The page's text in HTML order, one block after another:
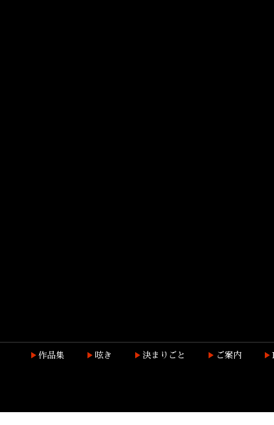
作品集 呟き 決まりごと ご案内